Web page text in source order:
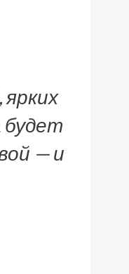
будет
— и